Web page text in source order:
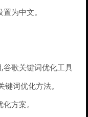
为中文。
谷歌关键词优化工具
词优化方法。
方案。